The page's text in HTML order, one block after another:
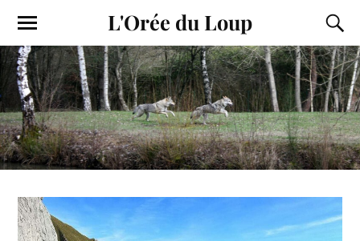
L'Orée du Loup